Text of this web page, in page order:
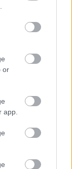
or
app.
nem
A Google azért
De azért